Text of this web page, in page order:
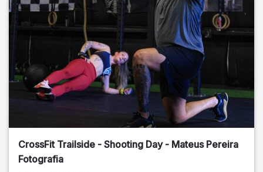
CrossFit Trailside - Shooting Day - Mateus Pereira
Fotografia